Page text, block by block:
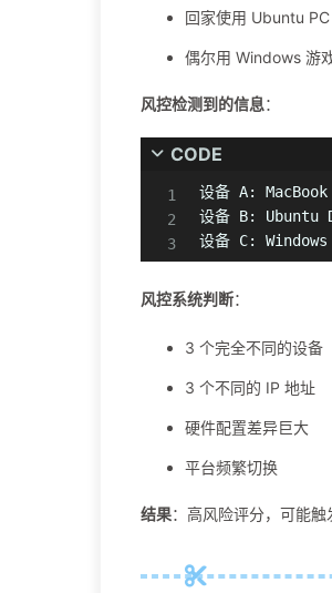
回家使用 Ubuntu PC
偶尔用 Windows 游
风控检测到的信息：
CODE
设备 A:
设备 B:
设备 C:
风控系统判断：
3 个完全不同的设备
3 个不同的 IP 地址
硬件配置差异巨大
平台频繁切换
结果：高风险评分，可能